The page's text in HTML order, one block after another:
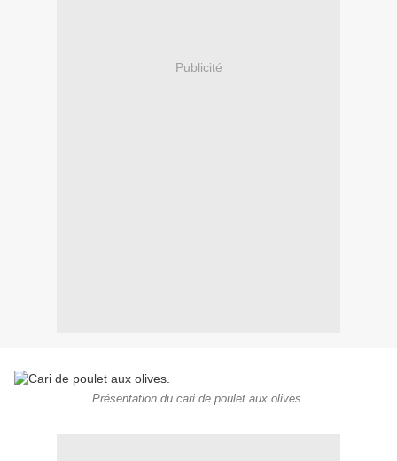
Publicité
Présentation du cari de poulet aux olives.